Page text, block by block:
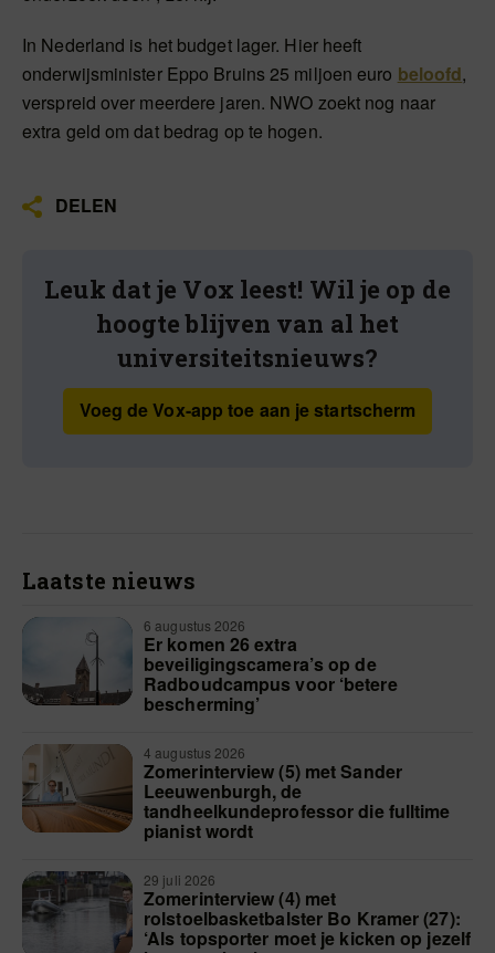
In Nederland is het budget lager. Hier heeft
onderwijsminister Eppo Bruins 25 miljoen euro beloofd,
verspreid over meerdere jaren. NWO zoekt nog naar
extra geld om dat bedrag op te hogen.
DELEN
Leuk dat je Vox leest! Wil je op de
hoogte blijven van al het
universiteitsnieuws?
Voeg de Vox-app toe aan je startscherm
Laatste nieuws
6 augustus 2026
Er komen 26 extra
beveiligingscamera’s op de
Radboudcampus voor ‘betere
bescherming’
4 augustus 2026
Zomerinterview (5) met Sander
Leeuwenburgh, de
tandheelkundeprofessor die fulltime
pianist wordt
29 juli 2026
Zomerinterview (4) met
rolstoelbasketbalster Bo Kramer (27):
‘Als topsporter moet je kicken op jezelf